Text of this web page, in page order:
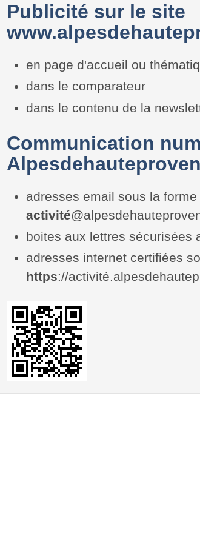
Publicité sur le site
en page d'accueil ou
dans le comparateur
dans le contenu de la
Communication
adresses email sous la forme
activité
boites aux lettres sécurisées
adresses internet certifiées
https://